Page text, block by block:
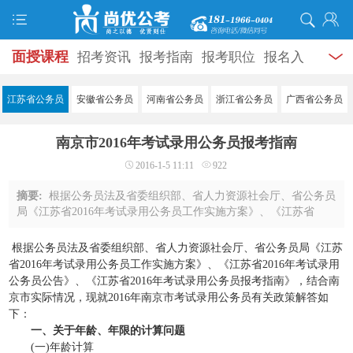
面授课程 招考资讯 报考指南 报考职位 报名入
口 打准考证 成绩查询 面试公告 录用公示 辅导
学员风采 名师团队
服务信息
江苏省公务员 安徽省公务员 河南省公务员 浙江省公务员 广西省公务员
南京市2016年考试录用公务员报考指南
2016-1-5 11:11 922
摘要:根据公务员法及省委组织部、省人力资源社会厅、省公务员
局《江苏省2016年考试录用公务员工作实施方案》、《江苏省
报考指南》，结合南京市实际情况，现就20 ...
根据公务员法及省委组织部、省人力资源社会厅、省公务员局《江苏
省2016年考试录用公务员工作实施方案》、《江苏省2016年考试录用
公务员公告》、《江苏省2016年考试录用公务员报考指南》，结合南
京市实际情况，现就2016年南京市考试录用公务员有关政策解答如
下：
一、关于年龄、年限的计算问题
(一)年龄计算